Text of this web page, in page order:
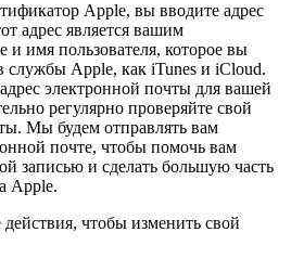
Apple, вы вводите адрес
адрес является вашим
имя пользователя, которое вы
службы Apple, как iTunes и iCloud.
электронной почты для вашей
регулярно проверяйте свой
Мы будем отправлять вам
почте, чтобы помочь вам
записью и сделать большую часть
Apple.
чтобы изменить свой